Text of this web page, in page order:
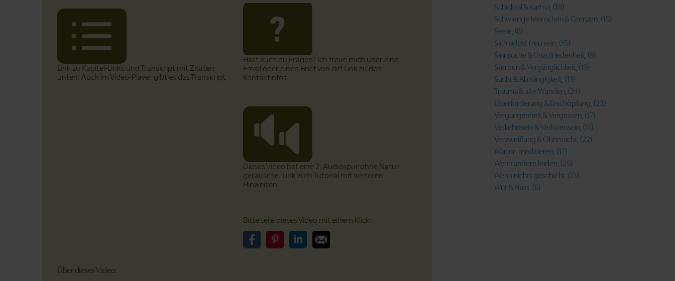
Link zu Kapitel-Links und Transkript mit Zitaten
unten. Auch im Video-Player gibt es das Transkript
Hast auch du Fragen? Ich freue mich über eine
Email oder einen Brief von dir! Link zu den
Kontaktinfos
Dieses Video hat eine 2. Audiospur ohne Natur­
geräusche. Link zum Tutorial mit weiteren
Hinweisen
Bitte teile dieses Video mit einem Klick:
Über dieses Video:
Schicksal & Karma (18)
Schwierige Menschen & Grenzen (15)
Seele (8)
Sich selbst treu sein (15)
Sinnsuche & Unzufriedenheit (9)
Sterben & Vergänglichkeit (19)
Sucht & Abhängigkeit (19)
Trauma & alte Wunden (24)
Überforderung & Erschöpfung (23)
Vergangenheit & Vergessen (17)
Verkehrtsein & Verlorensein (11)
Verzweiflung & Ohnmacht (22)
Warum meditieren (17)
Wenn andere leiden (25)
Wenn nichts geschieht (13)
Wut & Hass (6)